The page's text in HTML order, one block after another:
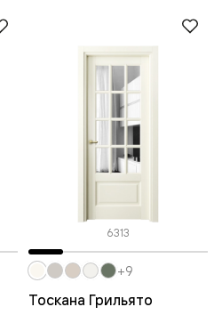
6313
Тоскана Грильято
+9